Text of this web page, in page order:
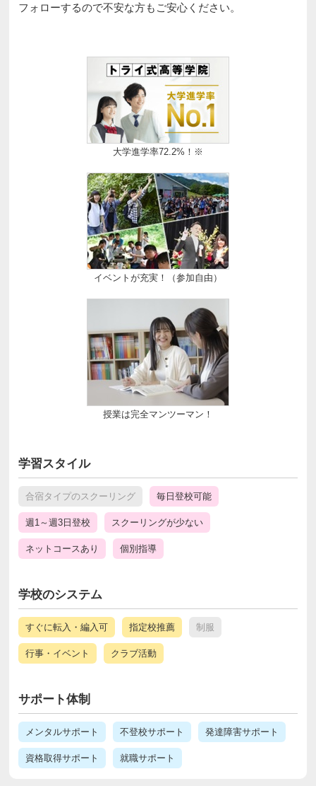
フォローするので不安な方もご安心ください。 ​
大学進学率72.2%！※
イベントが充実！（参加自由）
授業は完全マンツーマン！
学習スタイル
合宿タイプのスクーリング 毎日登校可能
週1～週3日登校 スクーリングが少ない
ネットコースあり 個別指導
学校のシステム
すぐに転入・編入可 指定校推薦 制服
行事・イベント クラブ活動
サポート体制
メンタルサポート 不登校サポート 発達障害サポート
資格取得サポート 就職サポート